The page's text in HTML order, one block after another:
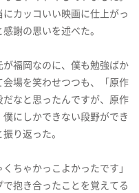
カッコいい映画に仕上がっ
謝の思いを述べた。
福岡なのに、僕も勉強ばか
場を笑わせつつも、「原作
なと思ったんですが、原作
にしかできない段野ができ
り返った。
ちゃかっこよかったです」
抱き合ったことを覚えてる